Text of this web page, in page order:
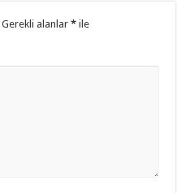
Gerekli alanlar* ile